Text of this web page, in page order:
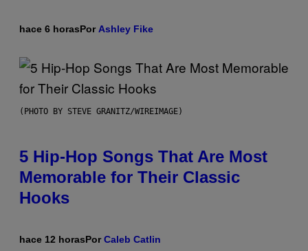
hace 6 horasPor Ashley Fike
(PHOTO BY STEVE GRANITZ/WIREIMAGE)
5 Hip-Hop Songs That Are Most
Memorable for Their Classic
Hooks
hace 12 horasPorCaleb Catlin